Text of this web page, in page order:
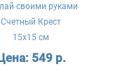
своими руками
Счетный Крест
15x15 см
549 р.